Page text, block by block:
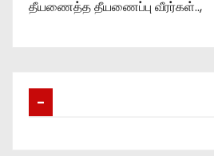
தீயணைத்த தீயணைப்பு வீரர்கள்..,
–